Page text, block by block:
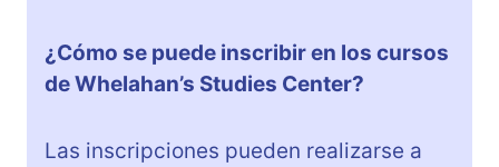
¿Cómo se puede inscribir en los cursos
de Whelahan’s Studies Center?
Las inscripciones pueden realizarse a